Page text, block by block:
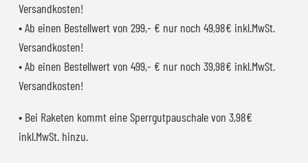
Versandkosten!
• Ab einen Bestellwert von 299,- € nur noch 49,98€ inkl.MwSt.
Versandkosten!
• Ab einen Bestellwert von 499,- € nur noch 39,98€ inkl.MwSt.
Versandkosten!
• Bei Raketen kommt eine Sperrgutpauschale von 3,98€
inkl.MwSt. hinzu.